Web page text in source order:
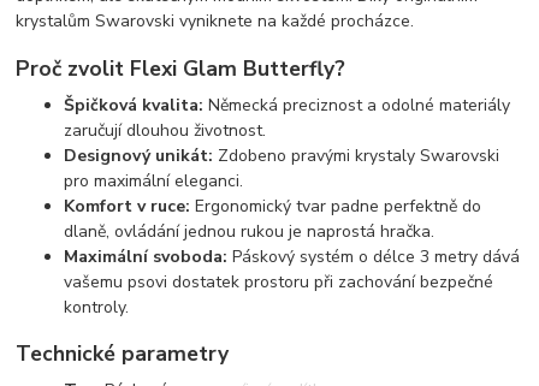
krystalům Swarovski vyniknete na každé procházce.
Proč zvolit Flexi Glam Butterfly?
Špičková kvalita: Německá preciznost a odolné materiály
zaručují dlouhou životnost.
Designový unikát: Zdobeno pravými krystaly Swarovski
pro maximální eleganci.
Komfort v ruce: Ergonomický tvar padne perfektně do
dlaně, ovládání jednou rukou je naprostá hračka.
Maximální svoboda: Páskový systém o délce 3 metry dává
vašemu psovi dostatek prostoru při zachování bezpečné
kontroly.
Technické parametry